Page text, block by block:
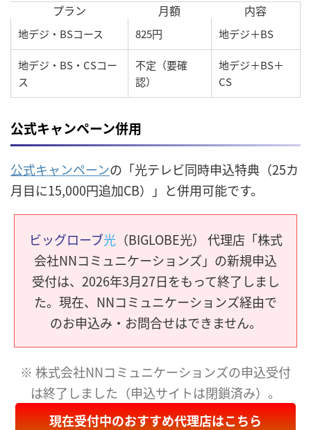
プラン 月額 内容
地デジ・BSコース 825円 地デジ＋BS
地デジ・BS・CSコー
ス
不定（要確
認）
地デジ＋BS＋
CS
公式キャンペーン併用
公式キャンペーンの「光テレビ同時申込特典（25カ
月目に15,000円追加CB）」と併用可能です。
ビッグローブ光（BIGLOBE光） 代理店「株式
会社NNコミュニケーションズ」の新規申込
受付は、2026年3月27日をもって終了しまし
た。現在、NNコミュニケーションズ経由で
のお申込み・お問合せはできません。
※ 株式会社NNコミュニケーションズの申込受付
は終了しました（申込サイトは閉鎖済み）。
現在受付中のおすすめ代理店はこちら